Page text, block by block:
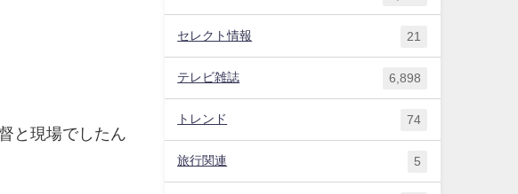
と現場でしたん
セレクト情報 21
テレビ雑誌 6,898
トレンド 74
旅行関連 5